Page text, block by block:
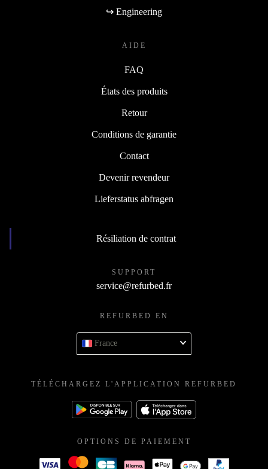
↪ Engineering
AIDE
FAQ
États des produits
Retour
Conditions de garantie
Contact
Devenir revendeur
Lieferstatus abfragen
Résiliation de contrat
SUPPORT
service@refurbed.fr
REFURBED EN
France
TÉLÉCHARGEZ L'APPLICATION REFURBED
OPTIONS DE PAIEMENT